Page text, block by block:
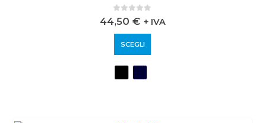
0out of 5
44,50 € + IVA
SCEGLI